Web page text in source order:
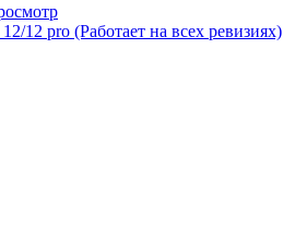
12 pro (Работает на всех ревизиях)